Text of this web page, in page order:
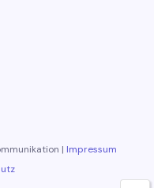
| Impressum